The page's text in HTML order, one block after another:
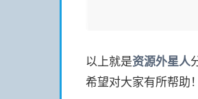
以上就是资源外星人
希望对大家有所帮助！